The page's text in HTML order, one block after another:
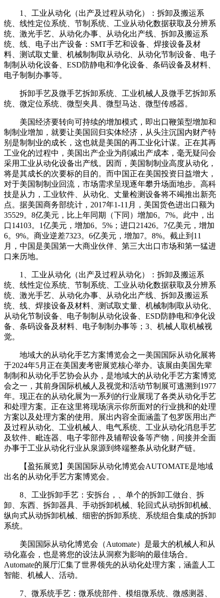
1、工业从动化（出产及过程从动化）：拆卸及搬运系
统、线性定位系统、节制系统、工业从动化数据获取及分辨系
统、激光手艺、从动化办事、从动化出产线、拆卸及搬运系
统、线、电子出产设备：SMT手艺和设备、焊接设备及材
料、测试取丈量、机械制制取从动化、从动化节制设备、电子
制制从动化设备、ESD防静电和净化设备、条码设备及材料、
电子制制办事等。
拆卸手艺及微手艺拆卸系统、工业机械人及微手艺拆卸系
统、微定位系统、微型夹具、微型马达、微型传感器。
美国经济要转向可持续的增加模式，即出口鞭策型增加和
制制业增加，就要让美国回归实体经济，从头注沉国内财产特
别是制制业的成长，这也就是美国的再工业化计谋。正在其再
工业化的过程中，美国出产企业为削减出产成本，毫无疑问会
采用工业从动化设备出产线。因而，美国制制业高度从动化，
将是其成长的次要标的目的。而中国正在美国投资日益增大，
对于美国制制业回流，市场需求呈现逐年攀升场面地步。高科
技是从力，工业软件、从动化、丈量检测设备将不竭推出新亮
点。据美国商务部统计，2017年1-11月，美国货色进出口额为
35529。8亿美元，比上年同期（下同）增加6。7%。此中，出
口14103。1亿美元，增加6。5%；进口21426。7亿美元，增加
6。9%。商业逆差7323。6亿美元，增加7。8%。截止到11
月，中国是美国第一大商业伙伴、第三大出口市场和第一猛进
口来历地。
1、工业从动化（出产及过程从动化）：拆卸及搬运系
统、线性定位系统、节制系统、工业从动化数据获取及分辨系
统、激光手艺、从动化办事、从动化出产线、拆卸及搬运系
统、线、焊接设备及材料、测试取丈量、机械制制取从动化、
从动化节制设备、电子制制从动化设备、ESD防静电和净化设
备、条码设备及材料、电子制制办事等；3、机械人取机械视
觉。
地域大的从动化手艺方案博览会之一美国国际从动化展将
于2024年5月正在美国麦考密展览核心举办。该展由美国先辈
制制和从动化手艺协会从办，是地域大的从动化手艺方案博览
会之一，其前身国际机械人及视觉和活动节制展可逃溯到1977
年。现正在的从动化展为一系列的行业展现了各类从动化手艺
和处理方案。正在这里将现场演示你所面对的行业挑和的处理
方案以及处理方案的使用。展出内容全面涵盖了包罗医用出产
及过程从动化、工业机械人、电气系统、工业从动化消息手艺
及软件、毗连器、电子零部件及辅帮设备等产物，间接并全面
办事于工业从动化行业从泉源到终端整条从动化财产链。
【盈拓展览】美国国际从动化博览会AUTOMATE是地域
出名的从动化手艺方案博览会。
8、工业拆卸手艺：安拆台，、单个的拆卸工做台、拆
卸、东西、拆卸器具、手动拆卸机械、轮回式从动拆卸机械、
纵向式从动拆卸机械、细密的拆卸系统、系统组合集成的拆卸
系统。
美国国际从动化博览会（Automate）是最大的机械人和从
动化嘉会，也是将您的设法从洞察为影响的最佳场合。
Automate的展厅汇集了世界领先的从动化处理方案，涵盖人工
智能、机械人、活动。
7、微系统手艺：微系统部件、模组微系统、微感测器、